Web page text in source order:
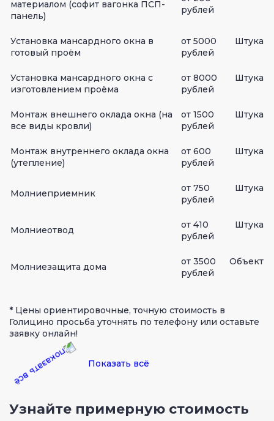
материалом (софит вагонка ПСП-
панель)
рублей
Установка мансардного окна в
готовый проём
от 5000
рублей
Штука
Установка мансардного окна с
изготовлением проёма
от 8000
рублей
Штука
Монтаж внешнего оклада окна (на
все виды кровли)
от 1500
рублей
Штука
Монтаж внутреннего оклада окна
(утепление)
от 600
рублей
Штука
Молниеприемник
от 750
рублей
Штука
Молниеотвод
от 410
рублей
Штука
Молниезащита дома
от 3500
рублей
Объект
* Цены ориентировочные, точную стоимость в
Голицино просьба уточнять по телефону или оставьте
заявку онлайн!
Показать всё
Узнайте примерную стоимость